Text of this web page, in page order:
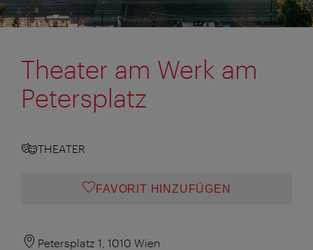
Theater am Werk am
Petersplatz
THEATER
FAVORIT HINZUFÜGEN
Petersplatz 1, 1010 Wien